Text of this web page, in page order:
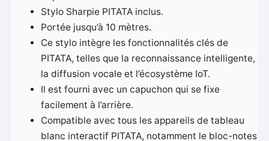
Stylo Sharpie PITATA inclus.
Portée jusqu’à 10 mètres.
Ce stylo intègre les fonctionnalités clés de
PITATA, telles que la reconnaissance intelligente,
la diffusion vocale et l’écosystème IoT.
Il est fourni avec un capuchon qui se fixe
facilement à l’arrière.
Compatible avec tous les appareils de tableau
blanc interactif PITATA, notamment le bloc-notes